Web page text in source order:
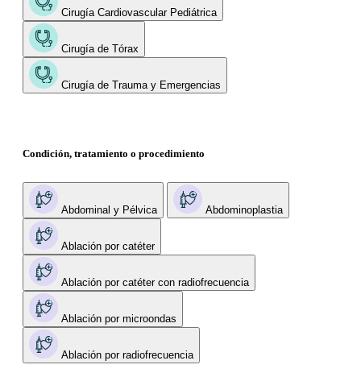
Cirugía Cardiovascular Pediátrica
Cirugía de Tórax
Cirugía de Trauma y Emergencias
Condición, tratamiento o procedimiento
Abdominal y Pélvica Abdominoplastia
Ablación por catéter
Ablación por catéter con radiofrecuencia
Ablación por microondas
Ablación por radiofrecuencia